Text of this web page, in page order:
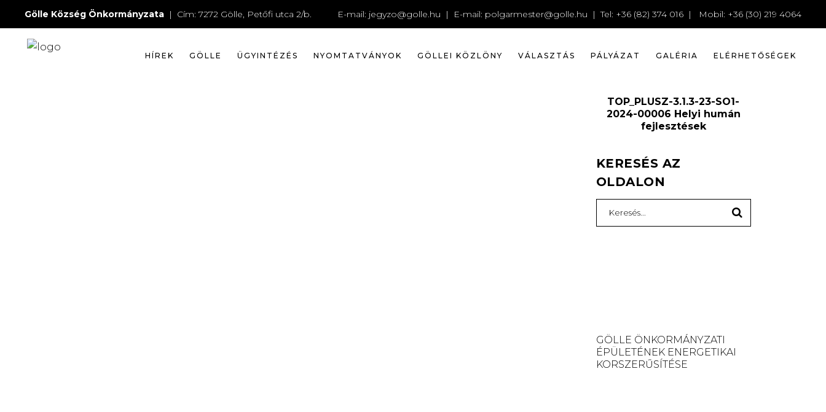
Gölle Község Önkormányzata | Cím: 7272 Gölle, Petőfi utca 2/b. E-mail: jegyzo@golle.hu | E-mail: polgarmester@golle.hu | Tel: +36 (82) 374 016 | Mobil: +36 (30) 219 4064
HÍREK GÖLLE ÜGYINTÉZÉS NYOMTATVÁNYOK GÖLLEI KÖZLÖNY VÁLASZTÁS PÁLYÁZAT GALÉRIA ELÉRHETŐSÉGEK
TOP_PLUSZ-3.1.3-23-SO1-
2024-00006 Helyi humán
fejlesztések
KERESÉS AZ
OLDALON
for:
GÖLLE ÖNKORMÁNYZATI
ÉPÜLETÉNEK ENERGETIKAI
KORSZERŰSÍTÉSE